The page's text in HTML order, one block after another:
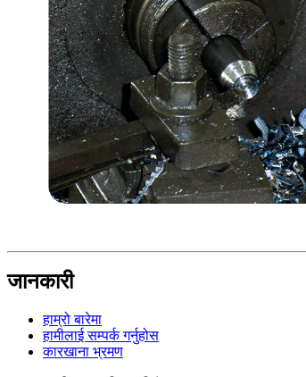
जानकारी
हाम्रो बारेमा
हामीलाई सम्पर्क गर्नुहोस
कारखाना भ्रमण